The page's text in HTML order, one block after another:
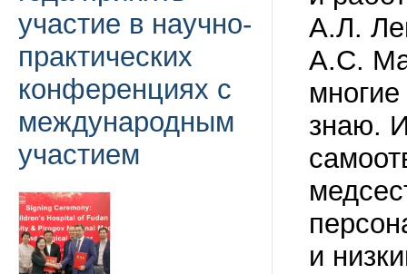
участие в научно-
практических
конференциях с
международным
участием
А.Л.
А.С.
многие
знаю.
и